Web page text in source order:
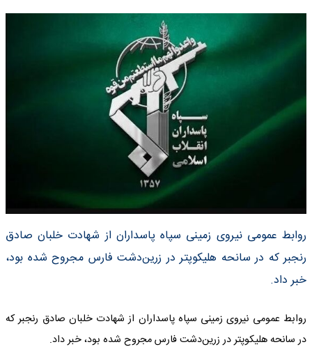
روابط عمومی نیروی زمینی سپاه پاسداران از شهادت خلبان صادق
رنجبر که در سانحه هلیکوپتر در زرین‌دشت فارس مجروح شده بود،
خبر داد.
روابط عمومی نیروی زمینی سپاه پاسداران از شهادت خلبان صادق رنجبر که
در سانحه هلیکوپتر در زرین‌دشت فارس مجروح شده بود، خبر داد.